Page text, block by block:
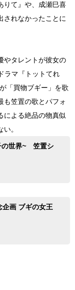
りて』や、成瀬巳喜
されなかったことに
やタレントが彼女の
ラマ『トットてれ
「買物ブギー」を歌
も笠置の歌とパフォ
による絶品の物真似
。
の世界~ 笠置シ
企画 ブギの女王